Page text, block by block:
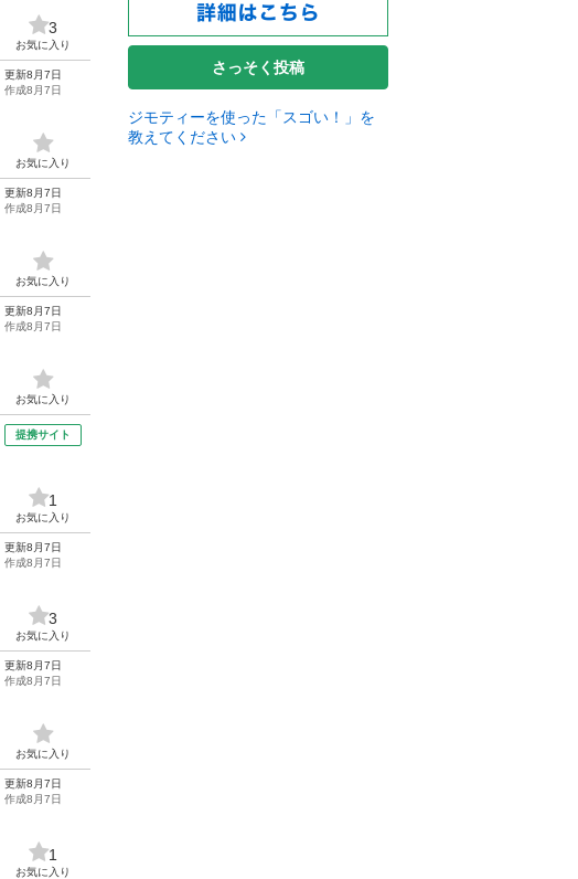
3
お気に入り
更新8月7日
作成8月7日
お気に入り
更新8月7日
作成8月7日
お気に入り
更新8月7日
作成8月7日
お気に入り
提携サイト
1
お気に入り
更新8月7日
作成8月7日
3
お気に入り
更新8月7日
作成8月7日
お気に入り
更新8月7日
作成8月7日
1
お気に入り
さっそく投稿
ジモティーを使った「スゴい！」を
教えてください